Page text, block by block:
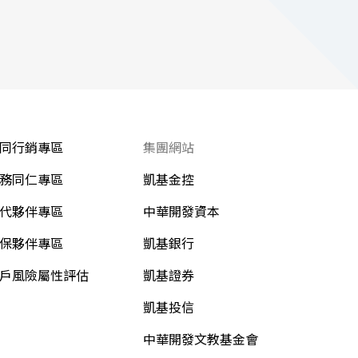
行銷專區
同仁專區
夥伴專區
夥伴專區
風險屬性評估
集團網站
凱基金控
中華開發資本
凱基銀行
凱基證券
凱基投信
中華開發文教基金會